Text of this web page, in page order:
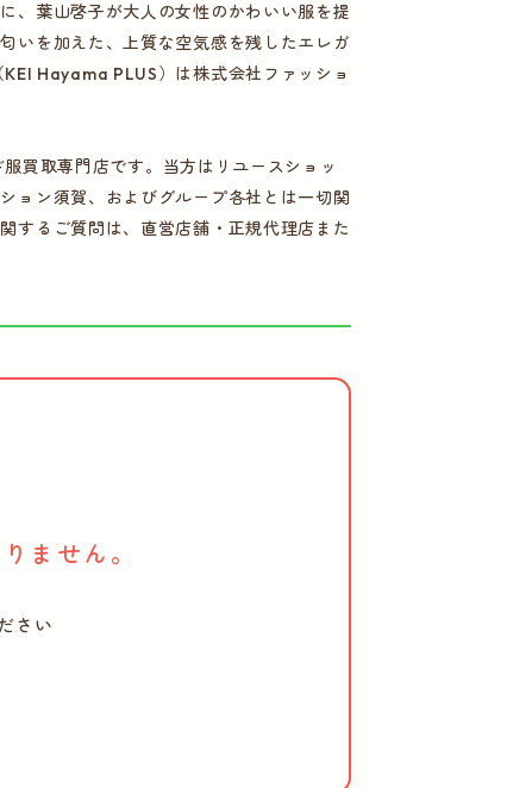
、葉山啓子が大人の女性のかわいい服を提
いを加えた、上質な空気感を残したエレガ
Hayama PLUS）は株式会社ファッショ
買取専門店です。当方はリユースショッ
ョン須賀、およびグループ各社とは一切関
するご質問は、直営店舗・正規代理店また
ません。
さい